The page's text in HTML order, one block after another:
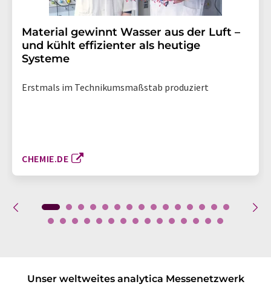
Material gewinnt Wasser aus der Luft –
und kühlt effizienter als heutige
Systeme
Erstmals im Technikumsmaßstab produziert
CHEMIE.DE
Unser weltweites analytica Messenetzwerk